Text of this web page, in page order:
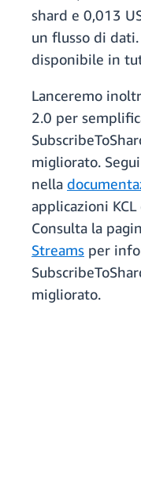
shard e 0,013
un flusso di
disponibile in
Lanceremo
2.0 per
migliorato.
nella
applicazioni
Consulta la
Streams per
migliorato.